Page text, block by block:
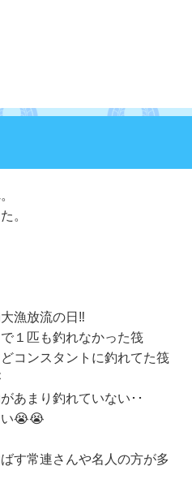
。
漁放流の日‼
１匹も釣れなかった筏
コンスタントに釣れてた筏
あまり釣れていない･･
い😭😭
す常連さんや名人の方が多